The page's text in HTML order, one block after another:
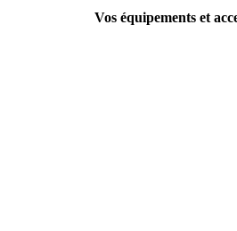
Vos équipements et